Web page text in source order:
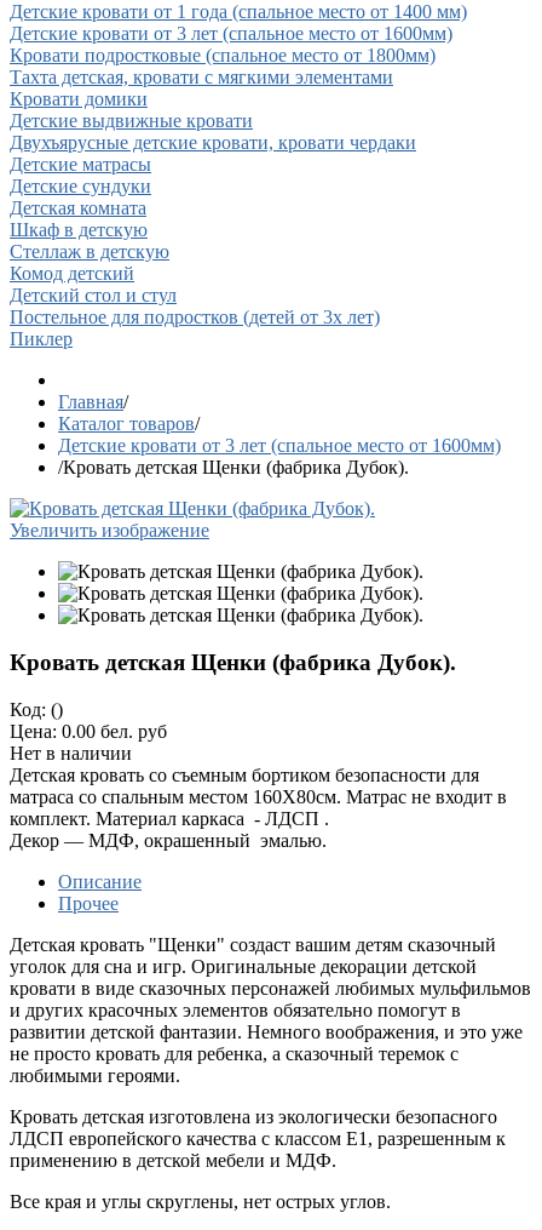
Детские кровати от 1 года (спальное место от 1400 мм)
Детские кровати от 3 лет (спальное место от 1600мм)
Кровати подростковые (спальное место от 1800мм)
Тахта детская, кровати с мягкими элементами
Кровати домики
Детские выдвижные кровати
Двухъярусные детские кровати, кровати чердаки
Детские матрасы
Детские сундуки
Детская комната
Шкаф в детскую
Стеллаж в детскую
Комод детский
Детский стол и стул
Постельное для подростков (детей от 3х лет)
Пиклер
Главная/
Каталог товаров/
Детские кровати от 3 лет (спальное место от 1600мм)
/Кровать детская Щенки (фабрика Дубок).
Увеличить изображение
Кровать детская Щенки (фабрика Дубок).
Код: ()
Цена: 0.00 бел. руб
Нет в наличии
Детская кровать со съемным бортиком безопасности для
матраса со спальным местом 160Х80см. Матрас не входит в
комплект. Материал каркаса - ЛДСП .
Декор — МДФ, окрашенный эмалью.
Описание
Прочее
Детская кровать "Щенки" создаст вашим детям сказочный
уголок для сна и игр. Оригинальные декорации детской
кровати в виде сказочных персонажей любимых мульфильмов
и других красочных элементов обязательно помогут в
развитии детской фантазии. Немного воображения, и это уже
не просто кровать для ребенка, а сказочный теремок с
любимыми героями.
Кровать детская изготовлена из экологически безопасного
ЛДСП европейского качества с классом Е1, разрешенным к
применению в детской мебели и МДФ.
Все края и углы скруглены, нет острых углов.